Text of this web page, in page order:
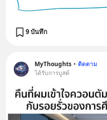
9 บันทึก
MyThoughts • ติดตาม
ได้รับการบูสต์